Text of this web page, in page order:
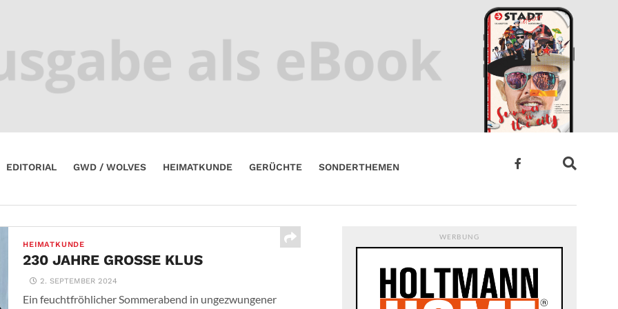
EDITORIAL GWD / WOLVES HEIMATKUNDE GERÜCHTE SONDERTHEMEN
HEIMATKUNDE
230 JAHRE GROSSE KLUS
2. SEPTEMBER 2024
Ein feuchtfröhlicher Sommerabend in ungezwungener
WERBUNG